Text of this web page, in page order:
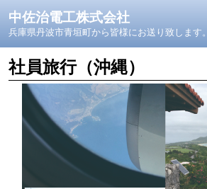
中佐治電工株式会社
兵庫県丹波市青垣町から皆様にお送り致します。
社員旅行（沖縄）